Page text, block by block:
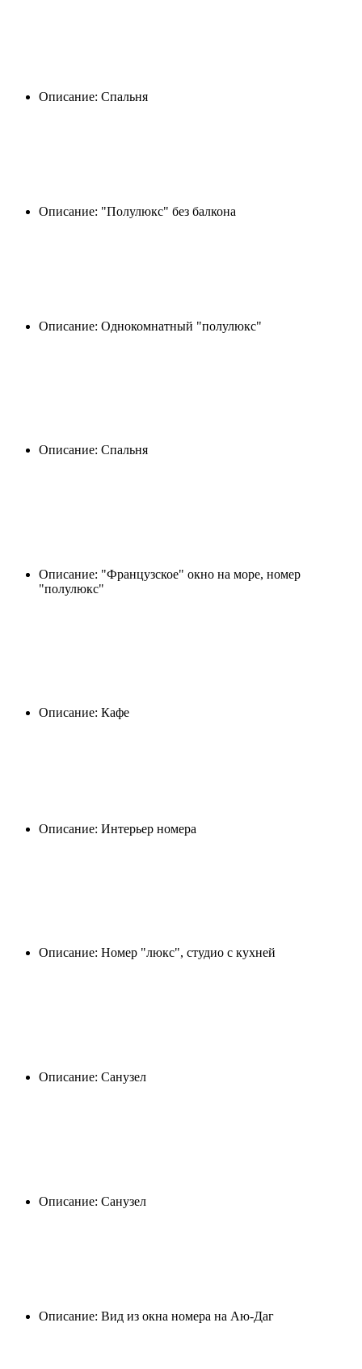
Описание: Спальня
Описание: "Полулюкс" без балкона
Описание: Однокомнатный "полулюкс"
Описание: Спальня
Описание: "Французское" окно на море, номер
"полулюкс"
Описание: Кафе
Описание: Интерьер номера
Описание: Номер "люкс", студио с кухней
Описание: Санузел
Описание: Санузел
Описание: Вид из окна номера на Аю-Даг